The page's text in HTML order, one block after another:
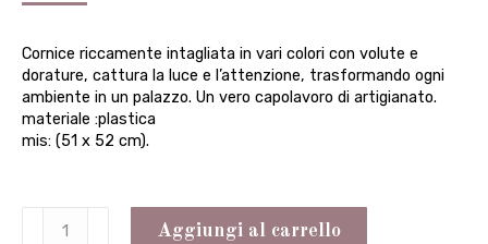
Cornice riccamente intagliata in vari colori con volute e
dorature, cattura la luce e l’attenzione, trasformando ogni
ambiente in un palazzo. Un vero capolavoro di artigianato.
materiale :plastica
mis: (51 x 52 cm).
Specchiera
Aggiungi al carrello